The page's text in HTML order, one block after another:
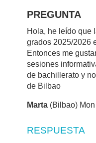
PREGUNTA
Hola, he leído que
grados 2025/2026
Entonces me
sesiones
de bachillerato y
de Bilbao
Marta (Bilbao)
RESPUESTA